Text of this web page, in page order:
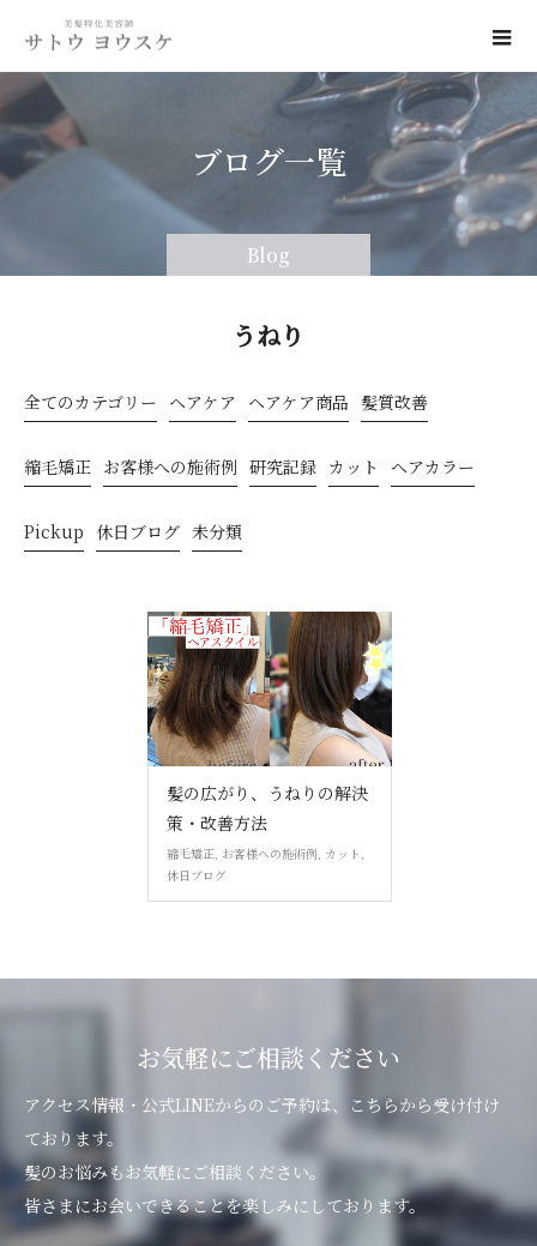
Blog
ブログ一覧
うねり
全てのカテゴリー ヘアケア ヘアケア商品 髪質改善
縮毛矯正 お客様への施術例 研究記録 カット ヘアカラー
Pickup 休日ブログ 未分類
髪の広がり、うねりの解決
策・改善方法
縮毛矯正, お客様への施術例, カット ,
休日ブログ
お気軽にご相談ください
アクセス情報・公式LINEからのご予約は、こちらから受け付け
ております。
髪のお悩みもお気軽にご相談ください。
皆さまにお会いできることを楽しみにしております。